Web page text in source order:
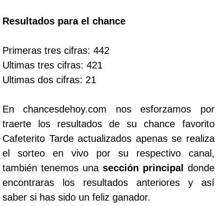
Resultados para el chance
Primeras tres cifras: 442
Ultimas tres cifras: 421
Ultimas dos cifras: 21
En chancesdehoy.com nos esforzamos por
traerte los resultados de su chance favorito
Cafeterito Tarde actualizados apenas se realiza
el sorteo en vivo por su respectivo canal,
también tenemos una sección principal donde
encontraras los resultados anteriores y así
saber si has sido un feliz ganador.